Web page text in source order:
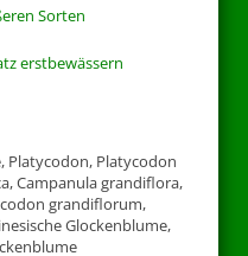
Sorten
erstbewässern